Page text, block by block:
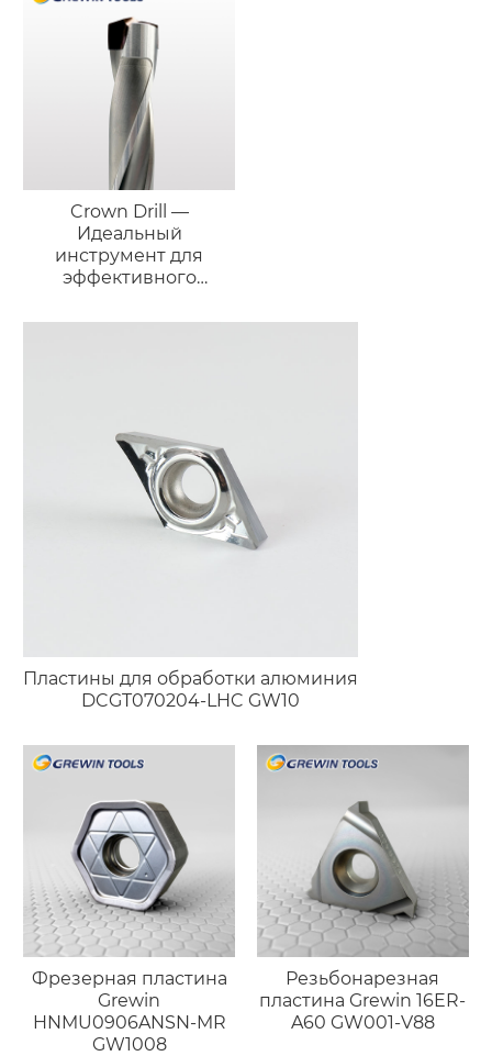
Crown Drill —
Идеальный
инструмент для
эффективного
Пластины для обработки алюминия
DCGT070204-LHC GW10
Фрезерная пластина
Grewin
HNMU0906ANSN-MR
GW1008
Резьбонарезная
пластина Grewin 16ER-
A60 GW001-V88